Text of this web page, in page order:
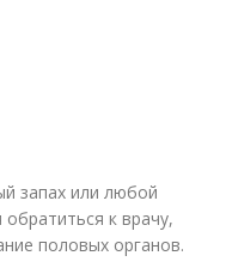
запах или любой
к врачу,
половых органов.